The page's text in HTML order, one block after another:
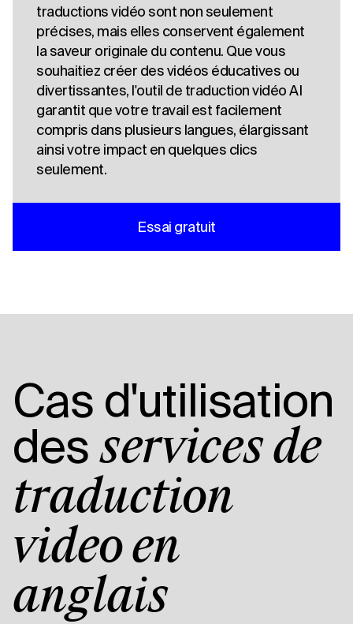
traductions vidéo sont non seulement
précises, mais elles conservent également
la saveur originale du contenu. Que vous
souhaitiez créer des vidéos éducatives ou
divertissantes, l'outil de traduction vidéo AI
garantit que votre travail est facilement
compris dans plusieurs langues, élargissant
ainsi votre impact en quelques clics
seulement.
Essai gratuit
Cas d'utilisation
des services de
traduction
vidéo en
anglais